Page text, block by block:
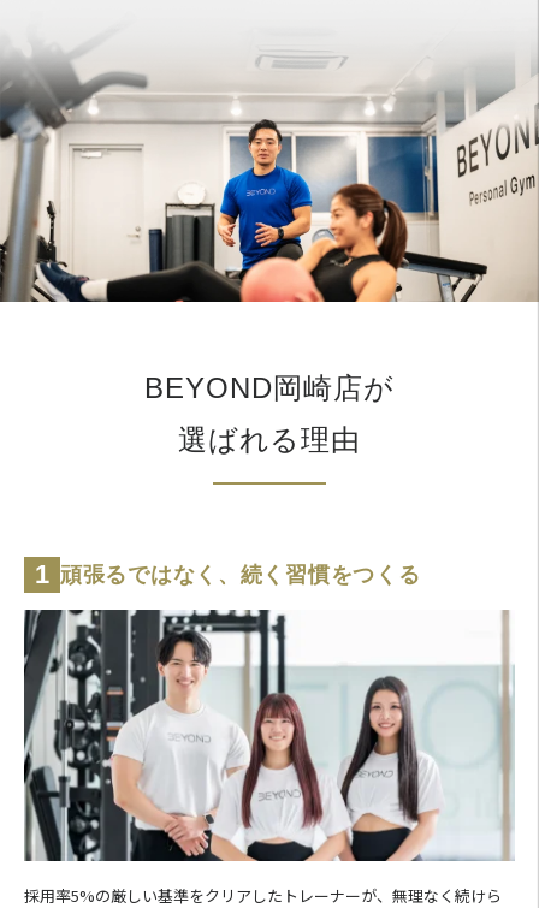
BEYOND岡崎店が
選ばれる理由
1 頑張るではなく、続く習慣をつくる
採用率5%の厳しい基準をクリアしたトレーナーが、無理なく続けら